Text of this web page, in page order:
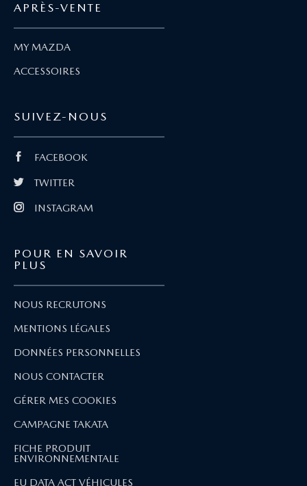
APRÈS-VENTE
MY MAZDA
ACCESSOIRES
SUIVEZ-NOUS
FACEBOOK
TWITTER
INSTAGRAM
POUR EN SAVOIR
PLUS
NOUS RECRUTONS
MENTIONS LÉGALES
DONNÉES PERSONNELLES
NOUS CONTACTER
GÉRER MES COOKIES
CAMPAGNE TAKATA
FICHE PRODUIT
ENVIRONNEMENTALE
EU DATA ACT VÉHICULES